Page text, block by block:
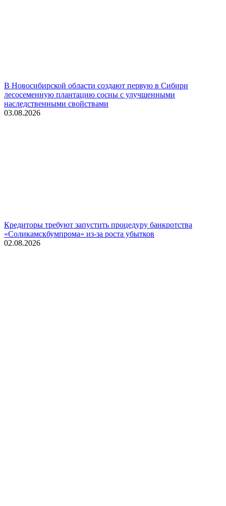
В Новосибирской области создают первую в Сибири
лесосеменную плантацию сосны с улучшенными
наследственными свойствами
03.08.2026
Кредиторы требуют запустить процедуру банкротства
«Соликамскбумпрома» из-за роста убытков
02.08.2026